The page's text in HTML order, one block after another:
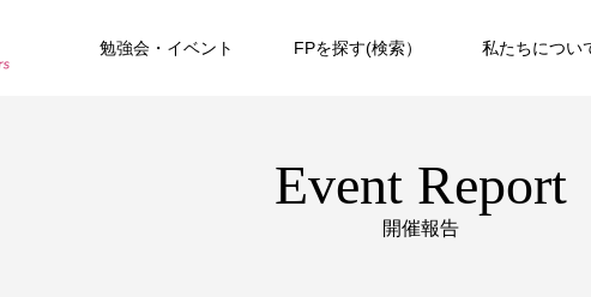
勉強会・イベント FPを探す(検索） 私たちについ
Event Report
開催報告